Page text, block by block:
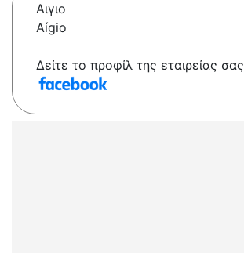
Αιγιο
Aígio
Δείτε το προφίλ της εταιρείας σας